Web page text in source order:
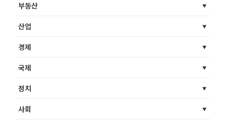
부동산
산업
경제
국제
정치
사회